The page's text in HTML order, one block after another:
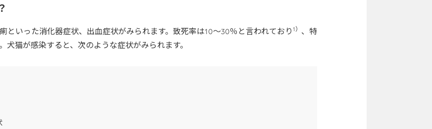
といった消化器症状、出血症状がみられます。致死率は10～30％と言われており1） 、特
犬猫が感染すると、次のような症状がみられます。